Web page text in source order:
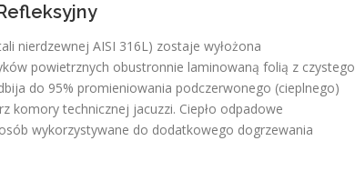
nierdzewnej AISI 316L) zostaje wyłożona
powietrznych obustronnie laminowaną folią z czystego
do 95% promieniowania podczerwonego (cieplnego)
komory technicznej jacuzzi. Ciepło odpadowe
wykorzystywane do dodatkowego dogrzewania